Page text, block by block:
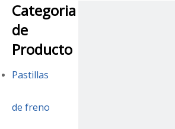
Categoria
de
Producto
Pastillas
de freno